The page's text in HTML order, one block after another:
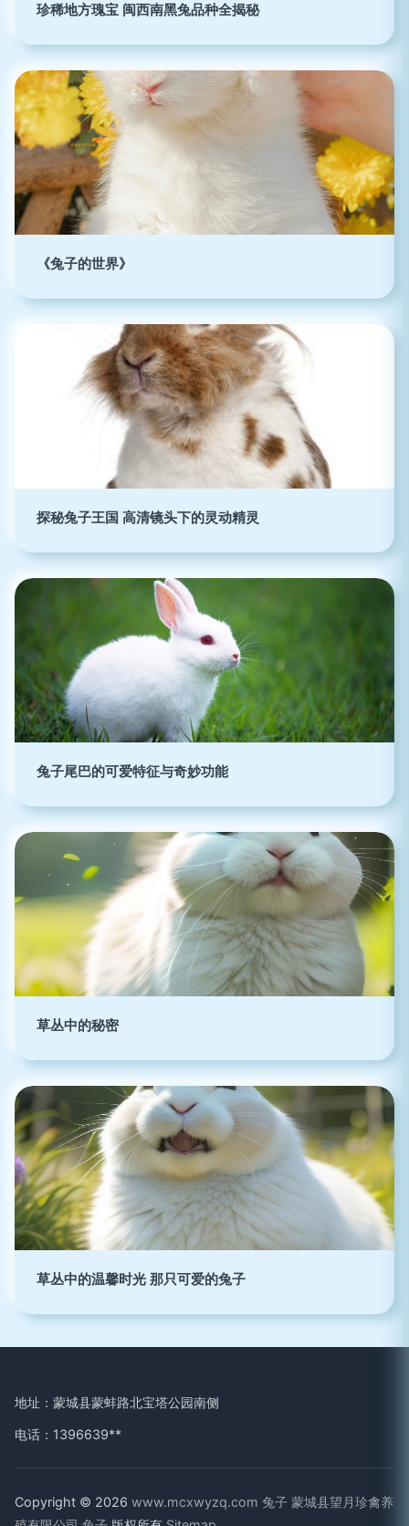
珍稀地方瑰宝 闽西南黑兔品种全揭秘
《兔子的世界》
探秘兔子王国 高清镜头下的灵动精灵
兔子尾巴的可爱特征与奇妙功能
草丛中的秘密
草丛中的温馨时光 那只可爱的兔子
地址：蒙城县蒙蚌路北宝塔公园南侧
电话：1396639**
Copyright © 2026 www.mcxwyzq.com 兔子 蒙城县望月珍禽养